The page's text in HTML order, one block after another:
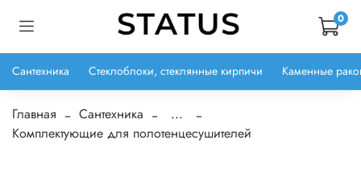
0
Сантехника Стеклоблоки, стеклянные кирпичи Каменные
Главная Сантехника
...
Комплектующие для полотенцесушителей